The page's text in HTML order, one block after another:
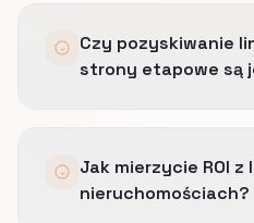
lokalnego kontekstu i
Czy pozyskiwanie
strony etapowe są
Link może wysłać
Jak mierzycie ROI z
nieruchomościach?